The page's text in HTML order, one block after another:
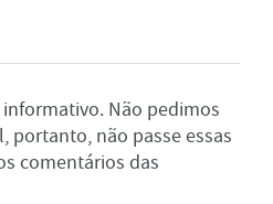
Não pedimos
portanto, não passe essas
comentários das